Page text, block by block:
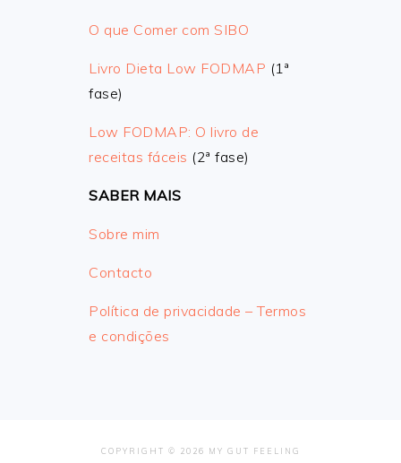
O que Comer com SIBO
Livro Dieta Low FODMAP (1ª
fase)
Low FODMAP: O livro de
receitas fáceis (2ª fase)
SABER MAIS
Sobre mim
Contacto
Política de privacidade – Termos
e condições
COPYRIGHT © 2026 MY GUT FEELING